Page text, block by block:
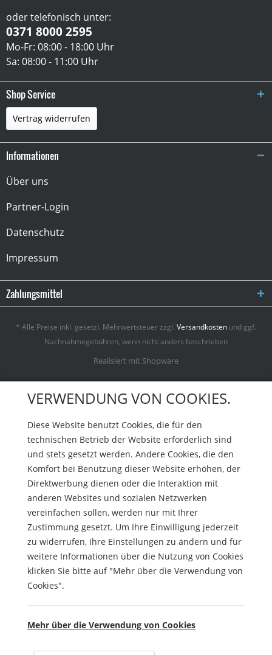
oder telefonisch unter:
0371 8000 2595
Mo-Fr: 08:00 - 18:00 Uhr
Sa: 08:00 - 11:00 Uhr
Shop Service
Vertrag widerrufen
Informationen
Über uns
Partner-Login
Datenschutz
Impressum
Zahlungsmittel
* Alle Preise inkl. gesetzl. Mehrwertsteuer zzgl. Versandkosten und ggf.
Nachnahmegebühren, wenn nicht anders beschrieben
Realisiert mit Shopware
VERWENDUNG VON COOKIES.
Diese Website benutzt Cookies, die für den
technischen Betrieb der Website erforderlich sind
und stets gesetzt werden. Andere Cookies, die den
Komfort bei Benutzung dieser Website erhöhen, der
Direktwerbung dienen oder die Interaktion mit
anderen Websites und sozialen Netzwerken
vereinfachen sollen, werden nur mit Ihrer
Zustimmung gesetzt. Um Ihre Einwilligung jederzeit
zu widerrufen, Ihre Einstellungen zu ändern und für
weitere Informationen über die Nutzung von Cookies
klicken Sie bitte auf "Mehr über die Verwendung von
Cookies".
Mehr über die Verwendung von Cookies